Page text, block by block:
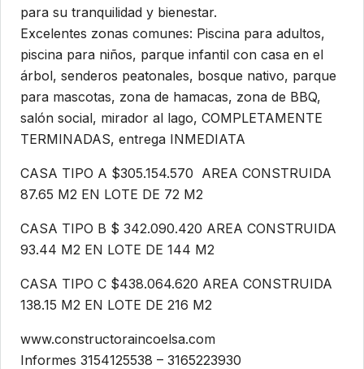
para su tranquilidad y bienestar.
Excelentes zonas comunes: Piscina para adultos,
piscina para niños, parque infantil con casa en el
árbol, senderos peatonales, bosque nativo, parque
para mascotas, zona de hamacas, zona de BBQ,
salón social, mirador al lago, COMPLETAMENTE
TERMINADAS, entrega INMEDIATA
CASA TIPO A $305.154.570 AREA CONSTRUIDA
87.65 M2 EN LOTE DE 72 M2
CASA TIPO B $ 342.090.420 AREA CONSTRUIDA
93.44 M2 EN LOTE DE 144 M2
CASA TIPO C $438.064.620 AREA CONSTRUIDA
138.15 M2 EN LOTE DE 216 M2
www.constructoraincoelsa.com
Informes 3154125538 – 3165223930